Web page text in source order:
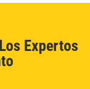
Expertos